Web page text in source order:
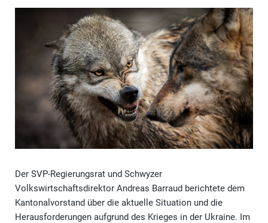
Der SVP-Regierungsrat und Schwyzer
Volkswirtschaftsdirektor Andreas Barraud berichtete dem
Kantonalvorstand über die aktuelle Situation und die
Herausforderungen aufgrund des Krieges in der Ukraine. Im